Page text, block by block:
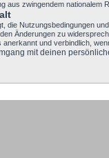
aus zwingendem nationalem
die Nutzungsbedingungen
Änderungen zu
anerkannt und verbindlich,
mit deinen